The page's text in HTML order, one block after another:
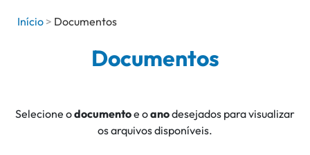
Início
Documentos
Documentos
Selecione odocumentoe oanodesejados para visualizar
os arquivos disponíveis.